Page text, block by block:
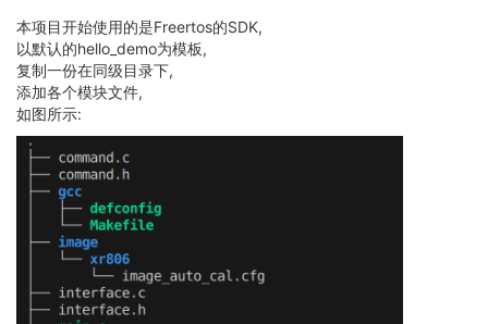
本项目开始使用的是Freertos的SDK,
以默认的hello_demo为模板,
复制一份在同级目录下,
添加各个模块文件,
如图所示: